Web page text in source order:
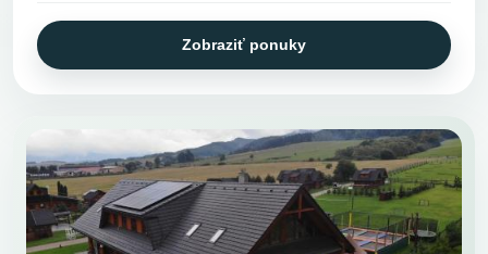
Zobraziť ponuky